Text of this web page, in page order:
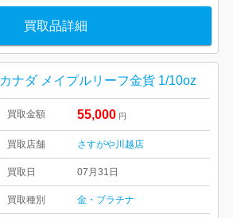
買取品詳細
カナダ メイプルリーフ金貨 1/10oz
買取金額 55,000 円
買取店舗 さすがや川越店
買取日 07月31日
買取種別 金・プラチナ